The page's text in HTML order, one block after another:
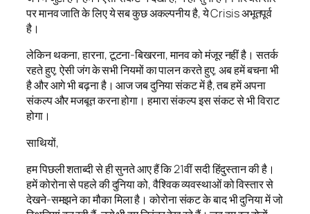
पर मानव जाति के लिए ये सब कुछ अकल्पनीय है, ये Crisis अभूतपूर्व
है।
लेकिन थकना, हारना, टूटना-बिखरना, मानव को मंजूर नहीं है। सतर्क
रहते हुए, ऐसी जंग के सभी नियमों का पालन करते हुए, अब हमें बचना भी
है और आगे भी बढ़ना है। आज जब दुनिया संकट में है, तब हमें अपना
संकल्प और मजबूत करना होगा। हमारा संकल्प इस संकट से भी विराट
होगा।
साथियों,
हम पिछली शताब्दी से ही सुनते आए हैं कि 21वीं सदी हिंदुस्तान की है।
हमें कोरोना से पहले की दुनिया को, वैश्विक व्यवस्थाओं को विस्तार से
देखने-समझने का मौका मिला है। कोरोना संकट के बाद भी दुनिया में जो